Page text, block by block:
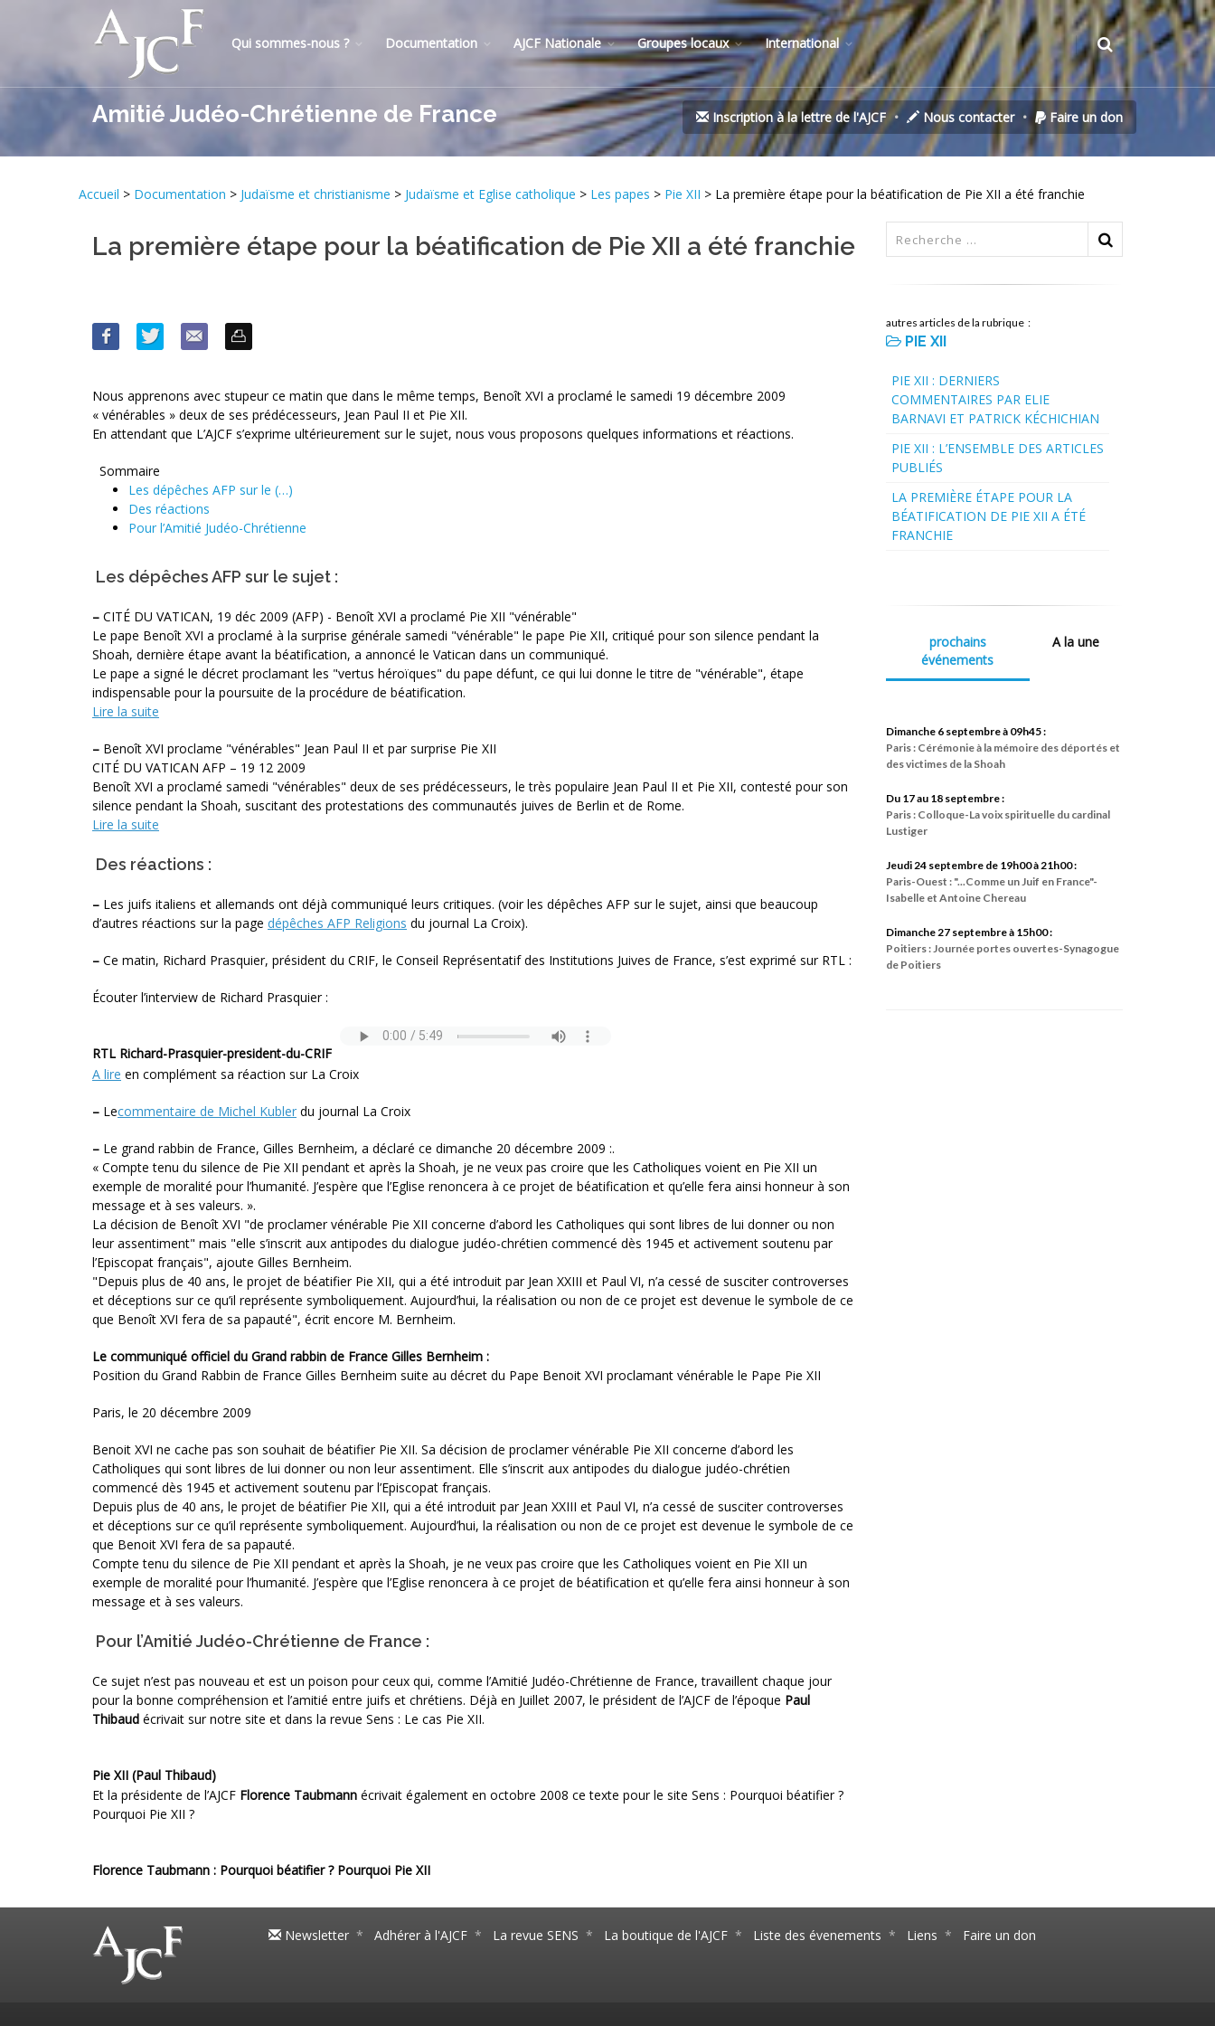
Qui sommes-nous ? Documentation AJCF Nationale Groupes locaux International
Amitié Judéo-Chrétienne de France Inscription à la lettre de l'AJCF Nous contacter Faire un don
Accueil > Documentation > Judaïsme et christianisme > Judaïsme et Eglise catholique > Les papes > Pie XII > La première étape pour la béatification de Pie XII a été franchie
La première étape pour la béatification de Pie XII a été franchie
Nous apprenons avec stupeur ce matin que dans le même temps, Benoît XVI a proclamé le samedi 19 décembre 2009
« vénérables » deux de ses prédécesseurs, Jean Paul II et Pie XII.
En attendant que L’AJCF s’exprime ultérieurement sur le sujet, nous vous proposons quelques informations et réactions.
Sommaire
Les dépêches AFP sur le (…)
Des réactions
Pour l’Amitié Judéo-Chrétienne
Les dépêches AFP sur le sujet :
– CITÉ DU VATICAN, 19 déc 2009 (AFP) - Benoît XVI a proclamé Pie XII "vénérable"
Le pape Benoît XVI a proclamé à la surprise générale samedi "vénérable" le pape Pie XII, critiqué pour son silence pendant la
Shoah, dernière étape avant la béatification, a annoncé le Vatican dans un communiqué.
Le pape a signé le décret proclamant les "vertus héroïques" du pape défunt, ce qui lui donne le titre de "vénérable", étape
indispensable pour la poursuite de la procédure de béatification.
Lire la suite
– Benoît XVI proclame "vénérables" Jean Paul II et par surprise Pie XII
CITÉ DU VATICAN AFP – 19 12 2009
Benoît XVI a proclamé samedi "vénérables" deux de ses prédécesseurs, le très populaire Jean Paul II et Pie XII, contesté pour son
silence pendant la Shoah, suscitant des protestations des communautés juives de Berlin et de Rome.
Lire la suite
Des réactions :
– Les juifs italiens et allemands ont déjà communiqué leurs critiques. (voir les dépêches AFP sur le sujet, ainsi que beaucoup
d’autres réactions sur la page dépêches AFP Religions du journal La Croix).
– Ce matin, Richard Prasquier, président du CRIF, le Conseil Représentatif des Institutions Juives de France, s’est exprimé sur RTL :
Écouter l’interview de Richard Prasquier :
RTL Richard-Prasquier-president-du-CRIF
A lire en complément sa réaction sur La Croix
– Lecommentaire de Michel Kubler du journal La Croix
– Le grand rabbin de France, Gilles Bernheim, a déclaré ce dimanche 20 décembre 2009 :.
« Compte tenu du silence de Pie XII pendant et après la Shoah, je ne veux pas croire que les Catholiques voient en Pie XII un
exemple de moralité pour l’humanité. J’espère que l’Eglise renoncera à ce projet de béatification et qu’elle fera ainsi honneur à son
message et à ses valeurs. ».
La décision de Benoît XVI "de proclamer vénérable Pie XII concerne d’abord les Catholiques qui sont libres de lui donner ou non
leur assentiment" mais "elle s’inscrit aux antipodes du dialogue judéo-chrétien commencé dès 1945 et activement soutenu par
l’Episcopat français", ajoute Gilles Bernheim.
"Depuis plus de 40 ans, le projet de béatifier Pie XII, qui a été introduit par Jean XXIII et Paul VI, n’a cessé de susciter controverses
et déceptions sur ce qu’il représente symboliquement. Aujourd’hui, la réalisation ou non de ce projet est devenue le symbole de ce
que Benoît XVI fera de sa papauté", écrit encore M. Bernheim.
Le communiqué officiel du Grand rabbin de France Gilles Bernheim :
Position du Grand Rabbin de France Gilles Bernheim suite au décret du Pape Benoit XVI proclamant vénérable le Pape Pie XII
Paris, le 20 décembre 2009
Benoit XVI ne cache pas son souhait de béatifier Pie XII. Sa décision de proclamer vénérable Pie XII concerne d’abord les
Catholiques qui sont libres de lui donner ou non leur assentiment. Elle s’inscrit aux antipodes du dialogue judéo-chrétien
commencé dès 1945 et activement soutenu par l’Episcopat français.
Depuis plus de 40 ans, le projet de béatifier Pie XII, qui a été introduit par Jean XXIII et Paul VI, n’a cessé de susciter controverses
et déceptions sur ce qu’il représente symboliquement. Aujourd’hui, la réalisation ou non de ce projet est devenue le symbole de ce
que Benoit XVI fera de sa papauté.
Compte tenu du silence de Pie XII pendant et après la Shoah, je ne veux pas croire que les Catholiques voient en Pie XII un
exemple de moralité pour l’humanité. J’espère que l’Eglise renoncera à ce projet de béatification et qu’elle fera ainsi honneur à son
message et à ses valeurs.
Pour l’Amitié Judéo-Chrétienne de France :
Ce sujet n’est pas nouveau et est un poison pour ceux qui, comme l’Amitié Judéo-Chrétienne de France, travaillent chaque jour
pour la bonne compréhension et l’amitié entre juifs et chrétiens. Déjà en Juillet 2007, le président de l’AJCF de l’époque Paul
Thibaud écrivait sur notre site et dans la revue Sens : Le cas Pie XII.
Pie XII (Paul Thibaud)
Et la présidente de l’AJCF Florence Taubmann écrivait également en octobre 2008 ce texte pour le site Sens : Pourquoi béatifier ?
Pourquoi Pie XII ?
Florence Taubmann : Pourquoi béatifier ? Pourquoi Pie XII
autres articles de la rubrique :
PIE XII
PIE XII : DERNIERS
COMMENTAIRES PAR ELIE
BARNAVI ET PATRICK KÉCHICHIAN
PIE XII : L’ENSEMBLE DES ARTICLES
PUBLIÉS
LA PREMIÈRE ÉTAPE POUR LA
BÉATIFICATION DE PIE XII A ÉTÉ
FRANCHIE
prochains
événements
A la une
Dimanche 6 septembre à 09h45 :
Paris : Cérémonie à la mémoire des déportés et
des victimes de la Shoah
Du 17 au 18 septembre :
Paris : Colloque-La voix spirituelle du cardinal
Lustiger
Jeudi 24 septembre de 19h00 à 21h00 :
Paris-Ouest : "...Comme un Juif en France"-
Isabelle et Antoine Chereau
Dimanche 27 septembre à 15h00 :
Poitiers : Journée portes ouvertes-Synagogue
de Poitiers
Newsletter * Adhérer à l'AJCF * La revue SENS * La boutique de l'AJCF * Liste des évenements * Liens * Faire un don